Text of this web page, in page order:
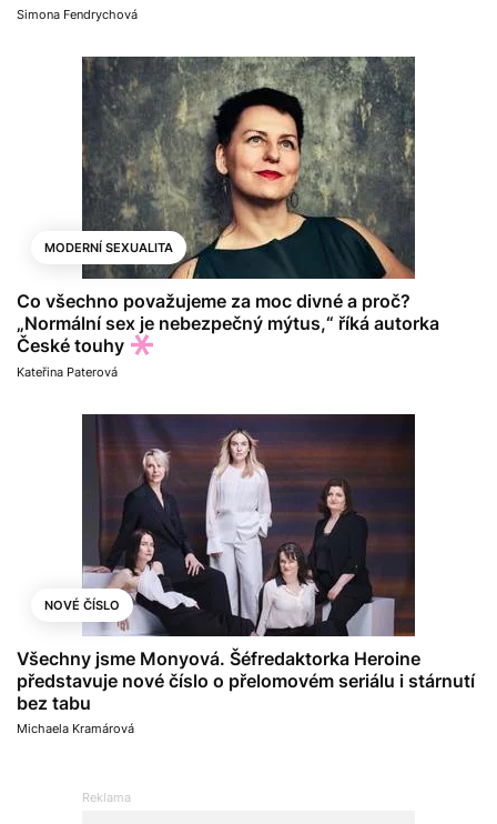
Simona Fendrychová
MODERNÍ SEXUALITA
Co všechno považujeme za moc divné a proč?
„Normální sex je nebezpečný mýtus,“ říká autorka
České touhy
Kateřina Paterová
NOVÉ ČÍSLO
Všechny jsme Monyová. Šéfredaktorka Heroine
představuje nové číslo o přelomovém seriálu i stárnutí
bez tabu
Michaela Kramárová